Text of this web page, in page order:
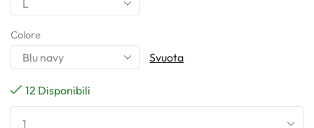
Colore
Svuota
12 Disponibili